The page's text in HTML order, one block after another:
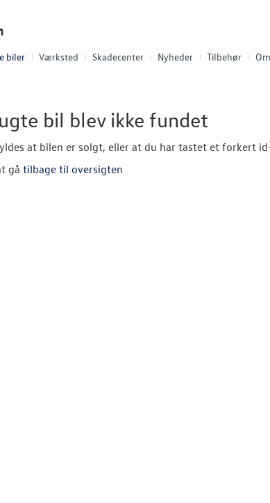
biler Værksted Skadecenter Nyheder Tilbehør
bil blev ikke fundet
at bilen er solgt, eller at du har tastet et forkert
gå tilbage til oversigten